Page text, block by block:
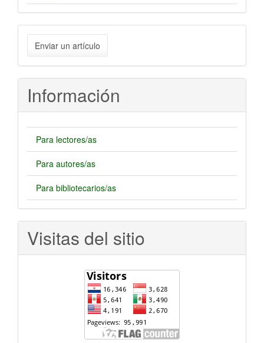
Enviar
un
artículo
Enviar un artículo
Información
Para lectores/as
Para autores/as
Para bibliotecarios/as
Visitas del sitio